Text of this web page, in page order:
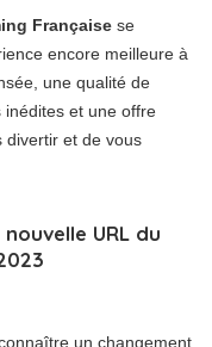
Française se
encore meilleure à
une qualité de
et une offre
divertir et de vous
URL du
un changement